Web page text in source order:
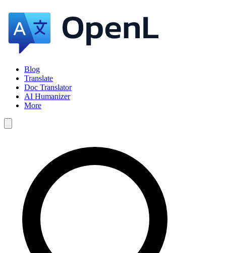
Blog
Translate
Doc Translator
AI Humanizer
More